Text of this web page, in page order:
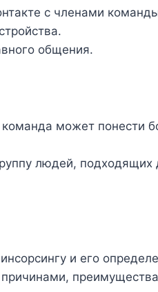
с членами
общения.
может понести
людей, подходящих
и его
причинами,